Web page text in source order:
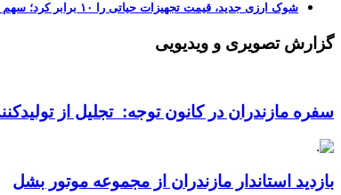
شوک ارزی جدید، قیمت تجهیزات حیاتی را ۱۰ برابر کرد؛ سهم بیمار از جیب، از ۵۰ به ۷۰ درصد رسید!
گزارش تصویری و ویدیویی
سفره مازندران در کانون توجه: تجلیل از
بازدید استاندار مازندران از مجموعه موتور بشل